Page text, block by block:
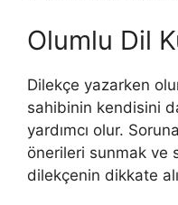
Olumlu Dil
Dilekçe yazarken
sahibinin kendisini
yardımcı olur.
önerileri sunmak ve
dilekçenin dikkate